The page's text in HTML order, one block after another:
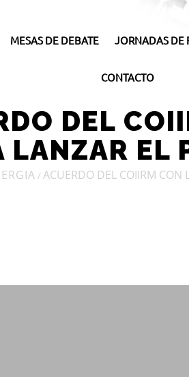
MESAS DE DEBATE JORNADAS DE
CONTACTO
DEL
LANZAR EL
/ ACUERDO DEL COIIRM CON